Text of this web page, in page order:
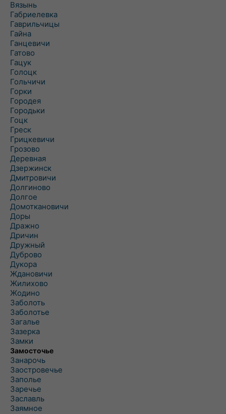
Вязынь
Габриелевка
Гаврильчицы
Гайна
Ганцевичи
Гатово
Гацук
Голоцк
Гольчичи
Горки
Городея
Городьки
Гоцк
Греск
Грицкевичи
Грозово
Деревная
Дзержинск
Дмитровичи
Долгиново
Долгое
Домоткановичи
Доры
Дражно
Дричин
Дружный
Дуброво
Дукора
Ждановичи
Жилихово
Жодино
Заболоть
Заболотье
Загалье
Зазерка
Замки
Замосточье
Занарочь
Заостровечье
Заполье
Заречье
Заславль
Заямное